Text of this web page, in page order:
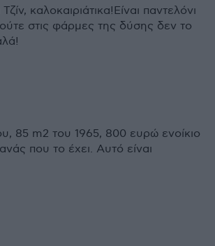
καλοκαιριάτικα!Είναι παντελόνι
στις φάρμες της δύσης δεν το
85 m2 του 1965, 800 ευρώ ενοίκιο
που το έχει. Αυτό είναι